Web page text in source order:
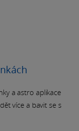
a astro aplikace
více a bavit se s